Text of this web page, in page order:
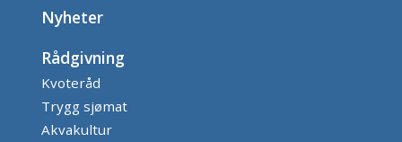
Nyheter
Rådgivning
Kvoteråd
Trygg sjømat
Akvakultur